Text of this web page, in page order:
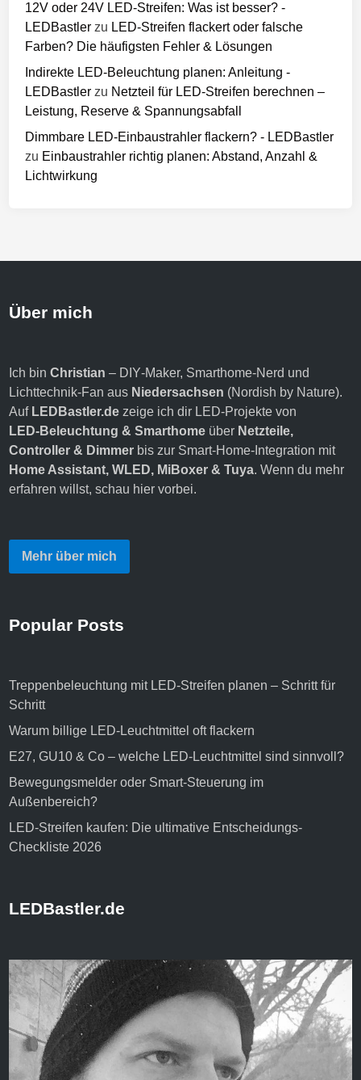
12V oder 24V LED-Streifen: Was ist besser? -
LEDBastler zu LED-Streifen flackert oder falsche
Farben? Die häufigsten Fehler & Lösungen
Indirekte LED-Beleuchtung planen: Anleitung -
LEDBastler zu Netzteil für LED-Streifen berechnen –
Leistung, Reserve & Spannungsabfall
Dimmbare LED-Einbaustrahler flackern? - LEDBastler
zu Einbaustrahler richtig planen: Abstand, Anzahl &
Lichtwirkung
Über mich
Ich binChristian – DIY‑Maker, Smarthome‑Nerd und
Lichttechnik‑Fan aus Niedersachsen (Nordish by Nature).
Auf LEDBastler.de zeige ich dir LED‑Projekte von
LED‑Beleuchtung & Smarthome über Netzteile,
Controller & Dimmer bis zur Smart‑Home‑Integration mit
Home Assistant, WLED, MiBoxer & Tuya. Wenn du mehr
erfahren willst,schau hier vorbei.
Mehr über mich
Popular Posts
Treppenbeleuchtung mit LED-Streifen planen – Schritt für
Schritt
Warum billige LED-Leuchtmittel oft flackern
E27, GU10 & Co – welche LED-Leuchtmittel sind sinnvoll?
Bewegungsmelder oder Smart-Steuerung im
Außenbereich?
LED-Streifen kaufen: Die ultimative Entscheidungs-
Checkliste 2026
LEDBastler.de